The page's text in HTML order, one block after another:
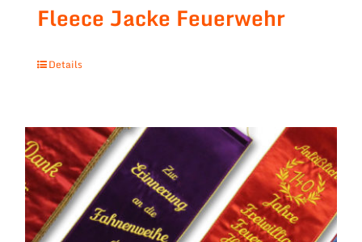
Fleece Jacke Feuerwehr
Details